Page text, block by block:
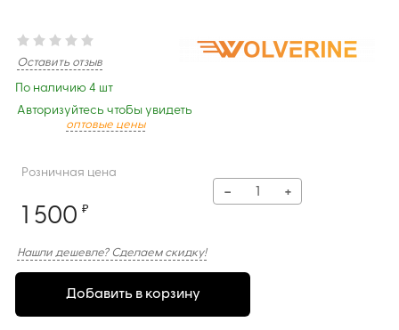
Оставить отзыв
По наличию 4 шт
Авторизуйтесь чтобы увидеть
оптовые цены
Розничная цена
1 500 ₽
− +
Нашли дешевле? Сделаем скидку!
Добавить в корзину